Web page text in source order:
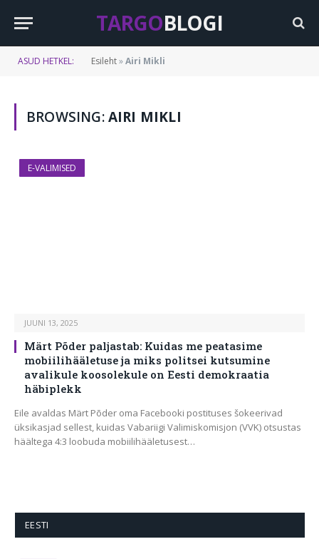
TARGOBLOGI
ASUD HETKEL: Esileht»Airi Mikli
BROWSING:AIRI MIKLI
E-VALIMISED
JUUNI 13, 2025
Märt Põder paljastab: Kuidas me peatasime
mobiilihääletuse ja miks politsei kutsumine
avalikule koosolekule on Eesti demokraatia
häbiplekk
Eile avaldas Märt Põder oma Facebooki postituses šokeerivad
üksikasjad sellest, kuidas Vabariigi Valimiskomisjon (VVK) otsustas
häältega 4:3 loobuda mobiilihääletusest…
EESTI